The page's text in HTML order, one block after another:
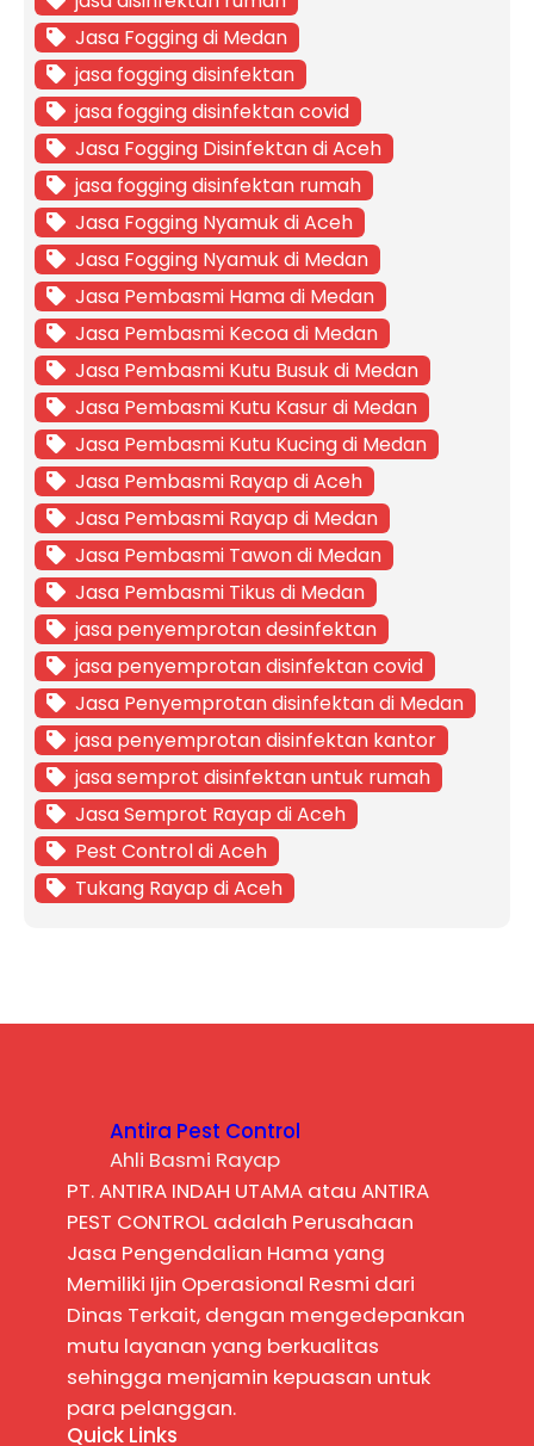
Jasa Fogging di Medan
jasa fogging disinfektan
jasa fogging disinfektan covid
Jasa Fogging Disinfektan di Aceh
jasa fogging disinfektan rumah
Jasa Fogging Nyamuk di Aceh
Jasa Fogging Nyamuk di Medan
Jasa Pembasmi Hama di Medan
Jasa Pembasmi Kecoa di Medan
Jasa Pembasmi Kutu Busuk di Medan
Jasa Pembasmi Kutu Kasur di Medan
Jasa Pembasmi Kutu Kucing di Medan
Jasa Pembasmi Rayap di Aceh
Jasa Pembasmi Rayap di Medan
Jasa Pembasmi Tawon di Medan
Jasa Pembasmi Tikus di Medan
jasa penyemprotan desinfektan
jasa penyemprotan disinfektan covid
Jasa Penyemprotan disinfektan di Medan
jasa penyemprotan disinfektan kantor
jasa semprot disinfektan untuk rumah
Jasa Semprot Rayap di Aceh
Pest Control di Aceh
Tukang Rayap di Aceh
Antira Pest Control
Ahli Basmi Rayap
PT. ANTIRA INDAH UTAMA atau ANTIRA
PEST CONTROL adalah Perusahaan
Jasa Pengendalian Hama yang
Memiliki Ijin Operasional Resmi dari
Dinas Terkait, dengan mengedepankan
mutu layanan yang berkualitas
sehingga menjamin kepuasan untuk
para pelanggan.
Quick Links